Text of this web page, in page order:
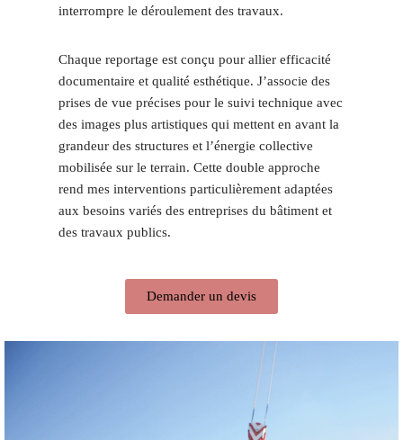
interrompre le déroulement des travaux.
Chaque reportage est conçu pour allier efficacité
documentaire et qualité esthétique. J’associe des
prises de vue précises pour le suivi technique avec
des images plus artistiques qui mettent en avant la
grandeur des structures et l’énergie collective
mobilisée sur le terrain. Cette double approche
rend mes interventions particulièrement adaptées
aux besoins variés des entreprises du bâtiment et
des travaux publics.
Demander un devis